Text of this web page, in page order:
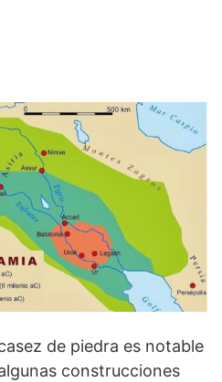
de piedra es notable
construcciones